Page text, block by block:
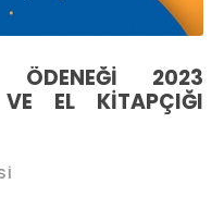
ÖDENEĞİ 2023
EL KİTAPÇIĞI